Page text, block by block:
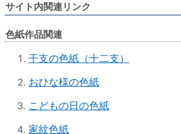
サイト内関連リンク
色紙作品関連
干支の色紙（十二支）
おひな様の色紙
こどもの日の色紙
家紋色紙